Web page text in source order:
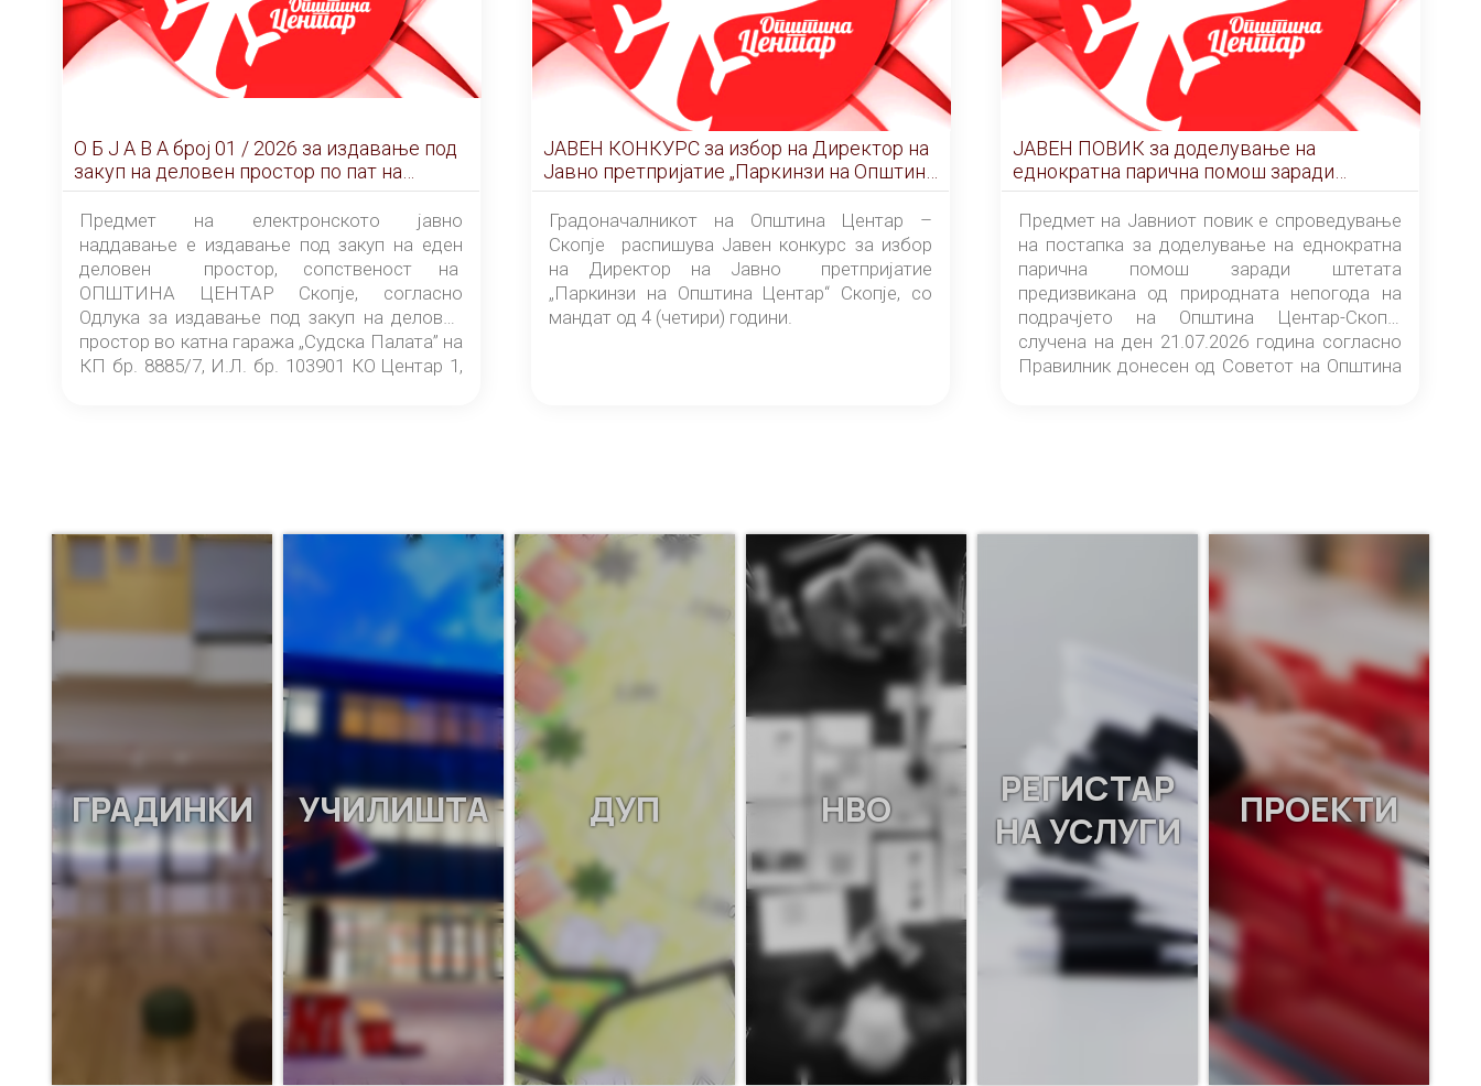
О Б Ј А В А брoj 01 / 2026 за издавање под
закуп на деловен простор по пат на
ЕЛЕКТРОНСКО ЈАВНО НАДДАВАЊЕ
Предмет на електронското јавно
наддавање е издавање под закуп на еден
деловен простор, сопственост на
ОПШТИНА ЦЕНТАР Скопје, согласно
Одлука за издавање под закуп на деловен
простор во катна гаража „Судска Палата” на
КП бр. 8885/7, И.Л. бр. 103901 КО Центар 1,
понудувач.
ЈАВЕН КОНКУРС за избор на Директор на
Јавно претпријатие „Паркинзи на Општина
Центар“ – Скопје
Градоначалникот на Општина Центар –
Скопје распишува Јавен конкурс за избор
на Директор на Јавно претпријатие
„Паркинзи на Општина Центар“ Скопје, со
мандат од 4 (четири) години.
ЈАВЕН ПОВИК за доделување на
еднократна парична помош заради
штетата предизвикана од природната
непогода на подрачјето на Општина
Центар-Скопје случена на ден 21.07.2026
година
Предмет на Јавниот повик е спроведување
на постапка за доделување на еднократна
парична помош заради штетата
предизвикана од природната непогода на
подрачјето на Општина Центар-Скопје
случена на ден 21.07.2026 година согласно
Правилник донесен од Советот на Општина
ГРАДИНКИ УЧИЛИШТА ДУП НВО
РЕГИСТАР
НА УСЛУГИ
ПРОЕКТИ